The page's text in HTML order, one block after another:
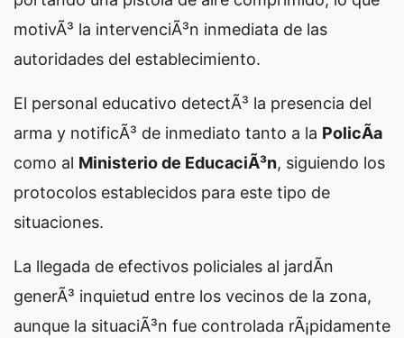
motivÃ³ la intervenciÃ³n inmediata de las
autoridades del establecimiento.
El personal educativo detectÃ³ la presencia del
arma y notificÃ³ de inmediato tanto a la PolicÃ­a
como al Ministerio de EducaciÃ³n, siguiendo los
protocolos establecidos para este tipo de
situaciones.
La llegada de efectivos policiales al jardÃ­n
generÃ³ inquietud entre los vecinos de la zona,
aunque la situaciÃ³n fue controlada rÃ¡pidamente